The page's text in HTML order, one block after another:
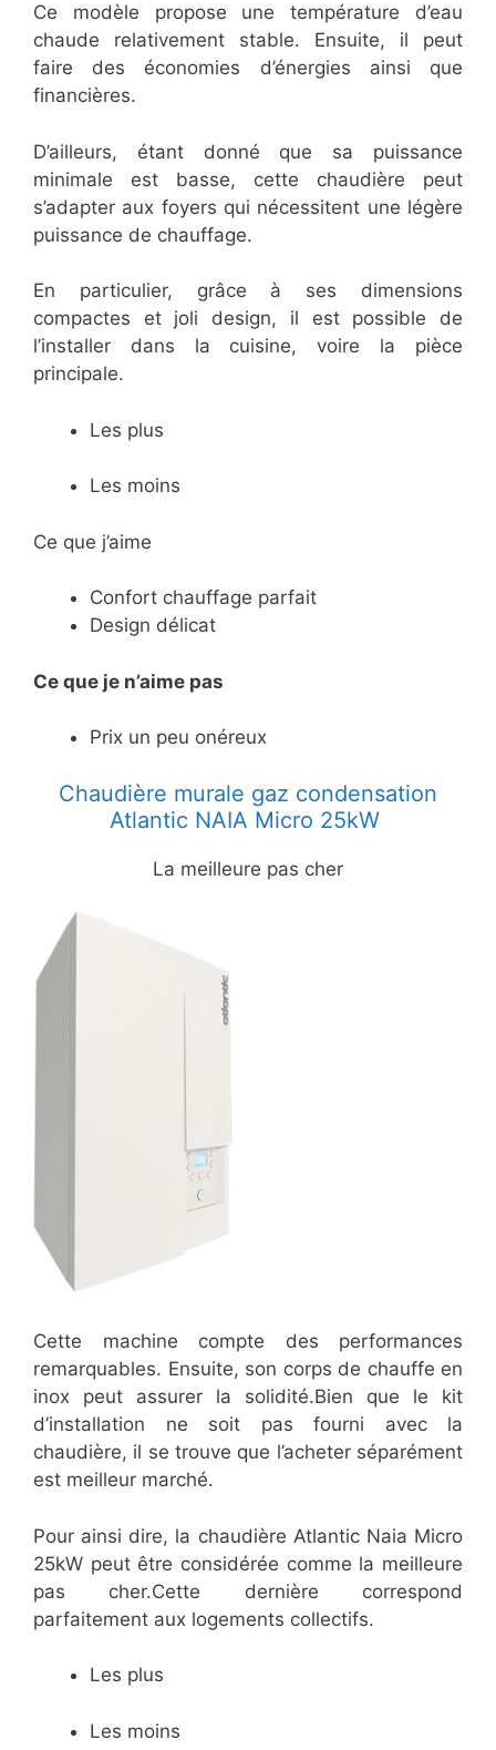
Ce modèle propose une température d’eau
chaude relativement stable. Ensuite, il peut
faire des économies d’énergies ainsi que
financières.
D’ailleurs, étant donné que sa puissance
minimale est basse, cette chaudière peut
s’adapter aux foyers qui nécessitent une légère
puissance de chauffage.
En particulier, grâce à ses dimensions
compactes et joli design, il est possible de
l’installer dans la cuisine, voire la pièce
principale.
Les plus
Les moins
Ce que j’aime
Confort chauffage parfait
Design délicat
Ce que je n’aime pas
Prix un peu onéreux
Chaudière murale gaz condensation
Atlantic NAIA Micro 25kW
La meilleure pas cher
Cette machine compte des performances
remarquables. Ensuite, son corps de chauffe en
inox peut assurer la solidité.Bien que le kit
d’installation ne soit pas fourni avec la
chaudière, il se trouve que l’acheter séparément
est meilleur marché.
Pour ainsi dire, la chaudière Atlantic Naia Micro
25kW peut être considérée comme la meilleure
pas cher.Cette dernière correspond
parfaitement aux logements collectifs.
Les plus
Les moins